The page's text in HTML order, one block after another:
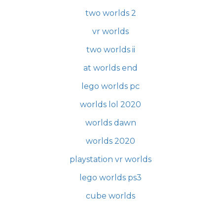
two worlds 2
vr worlds
two worlds ii
at worlds end
lego worlds pc
worlds lol 2020
worlds dawn
worlds 2020
playstation vr worlds
lego worlds ps3
cube worlds